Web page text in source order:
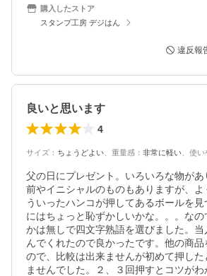
購入したストア
スタンプ工房 デジはん
違反報
良いと思います
4
サイズ ： ちょうどよい 重量感 ： 非常に軽い 使い
父の日にプレゼント。いろいろな物があ
前やイニシャルのものもありますが、
ういったハンコが押してあるボールを
にはちょっと恥ずかしいかな。。。なの
かは無しで四文字熟語を選びました。
んでくれたので良かったです。他の商
ので、比較は出来ませんが初めて押した
ませんでした。２、３回押すとコツが